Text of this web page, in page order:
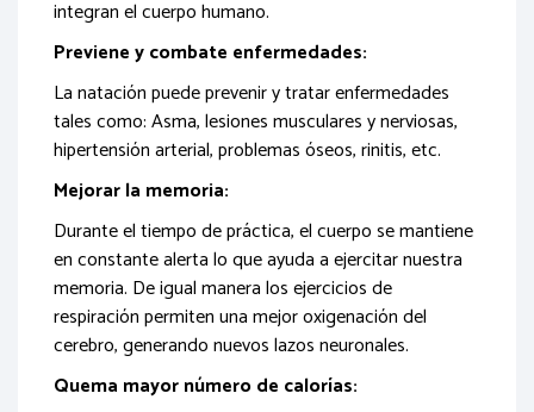
integran el cuerpo humano.
Previene y combate enfermedades:
La natación puede prevenir y tratar enfermedades
tales como: Asma, lesiones musculares y nerviosas,
hipertensión arterial, problemas óseos, rinitis, etc.
Mejorar la memoria:
Durante el tiempo de práctica, el cuerpo se mantiene
en constante alerta lo que ayuda a ejercitar nuestra
memoria. De igual manera los ejercicios de
respiración permiten una mejor oxigenación del
cerebro, generando nuevos lazos neuronales.
Quema mayor número de calorías: